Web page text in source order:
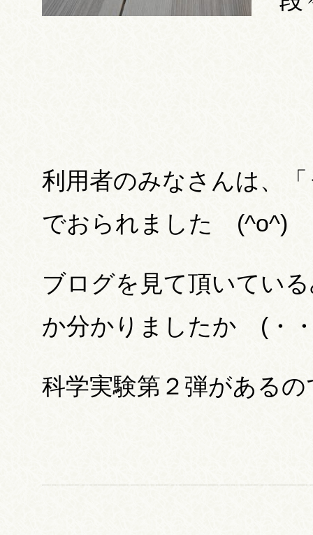
利用者のみなさんは、
でおられました (^o^)
ブログを見て頂いてい
か分かりましたか (・
科学実験第２弾がある